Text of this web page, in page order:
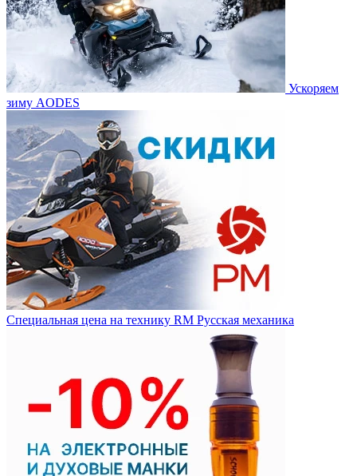
Ускоряем
зиму AODES
Специальная цена на технику RM Русская механика